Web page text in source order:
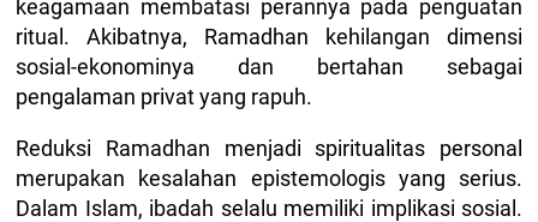
keagamaan membatasi perannya pada penguatan
ritual. Akibatnya, Ramadhan kehilangan dimensi
sosial-ekonominya dan bertahan sebagai
pengalaman privat yang rapuh.
Reduksi Ramadhan menjadi spiritualitas personal
merupakan kesalahan epistemologis yang serius.
Dalam Islam, ibadah selalu memiliki implikasi sosial.